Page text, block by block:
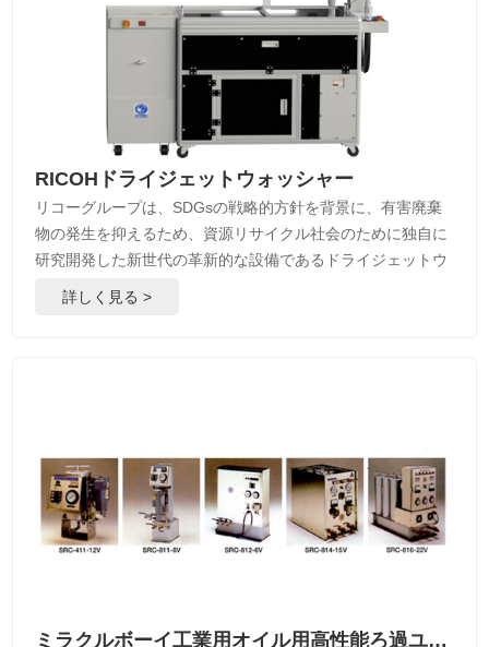
RICOHドライジェットウォッシャー
リコーグループは、SDGsの戦略的方針を背景に、有害廃棄
物の発生を抑えるため、資源リサイクル社会のために独自に
研究開発した新世代の革新的な設備であるドライジェットウ
ォッシャーを構築しています。
詳しく見る >
ミラクルボーイ工業用オイル用高性能ろ過ユニット